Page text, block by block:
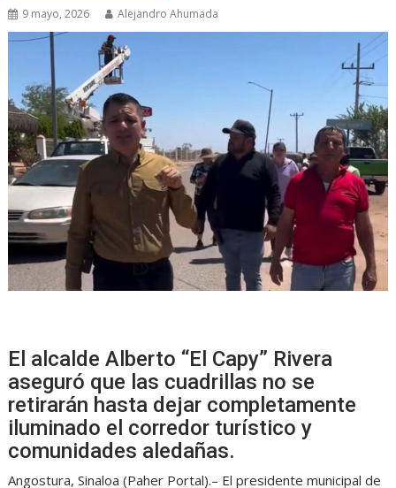
9 mayo, 2026 Alejandro Ahumada
El alcalde Alberto “El Capy” Rivera
aseguró que las cuadrillas no se
retirarán hasta dejar completamente
iluminado el corredor turístico y
comunidades aledañas.
Angostura, Sinaloa (Paher Portal).– El presidente municipal de